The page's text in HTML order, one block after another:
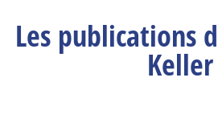
Les publications
Keller